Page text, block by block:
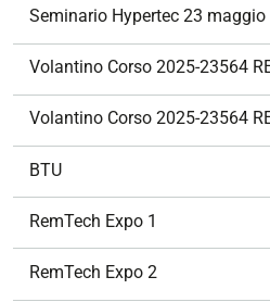
Seminario Hypertec 23
Volantino Corso 2025-23564
Volantino Corso 2025-23564
BTU
RemTech Expo 1
RemTech Expo 2